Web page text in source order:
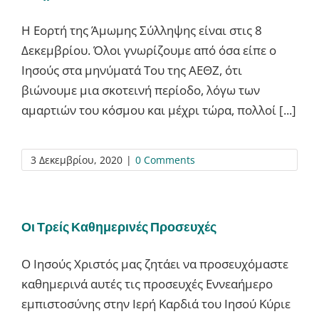
Η Εορτή της Άμωμης Σύλληψης είναι στις 8
Δεκεμβρίου. Όλοι γνωρίζουμε από όσα είπε ο
Ιησούς στα μηνύματά Του της ΑΕΘΖ, ότι
βιώνουμε μια σκοτεινή περίοδο, λόγω των
αμαρτιών του κόσμου και μέχρι τώρα, πολλοί [...]
3 Δεκεμβρίου, 2020 | 0 Comments
Οι Τρείς Καθημερινές Προσευχές
Ο Ιησούς Χριστός μας ζητάει να προσευχόμαστε
καθημερινά αυτές τις προσευχές Εννεαήμερο
εμπιστοσύνης στην Ιερή Καρδιά του Ιησού Κύριε